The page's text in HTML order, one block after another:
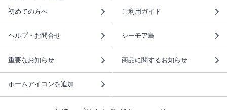
初めての方へ ご利用ガイド
ヘルプ・お問合せ シーモア島
重要なお知らせ 商品に関するお知らせ
ホームアイコンを追加